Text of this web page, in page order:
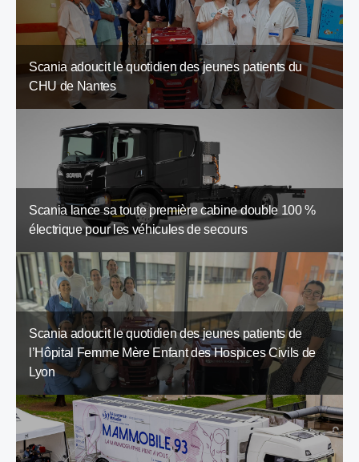
Scania adoucit le quotidien des jeunes patients du
CHU de Nantes
Scania lance sa toute première cabine double 100 %
électrique pour les véhicules de secours
Scania adoucit le quotidien des jeunes patients de
l’Hôpital Femme Mère Enfant des Hospices Civils de
Lyon